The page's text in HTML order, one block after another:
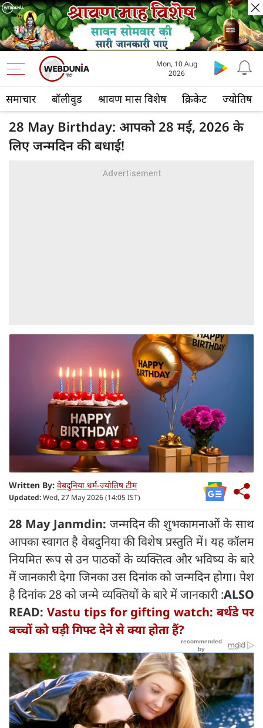
समाचार बॉलीवुड श्रावण मास विशेष क्रिकेट ज्योतिष
Mon, 10 Aug
2026
28 May Birthday: आपको 28 मई, 2026 के
लिए जन्मदिन की बधाई!
Written By: वेबदुनिया धर्म-ज्योतिष टीम
Updated:Wed, 27 May 2026 (14:05 IST)
28 May Janmdin: जन्मदिन की शुभकामनाओं के साथ
आपका स्वागत है वेबदुनिया की विशेष प्रस्तुति में। यह कॉलम
नियमित रूप से उन पाठकों के व्यक्तित्व और भविष्य के बारे
में जानकारी देगा जिनका उस दिनांक को जन्मदिन होगा। पेश
है दिनांक 28 को जन्मे व्यक्तियों के बारे में जानकारी :ALSO
READ: Vastu tips for gifting watch: बर्थडे पर
बच्चों को घड़ी गिफ्ट देने से क्या होता हैं?